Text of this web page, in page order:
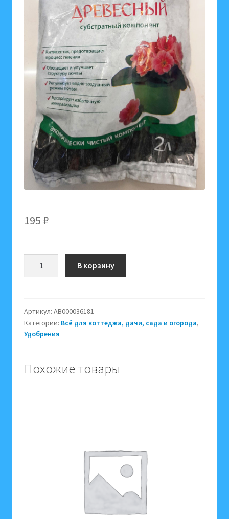
195 ₽
2л
Florizel
используется
к
В корзину
Артикул: АВ000036181
Категории: Всё для коттеджа, дачи, сада и огорода,
Удобрения
Похожие товары